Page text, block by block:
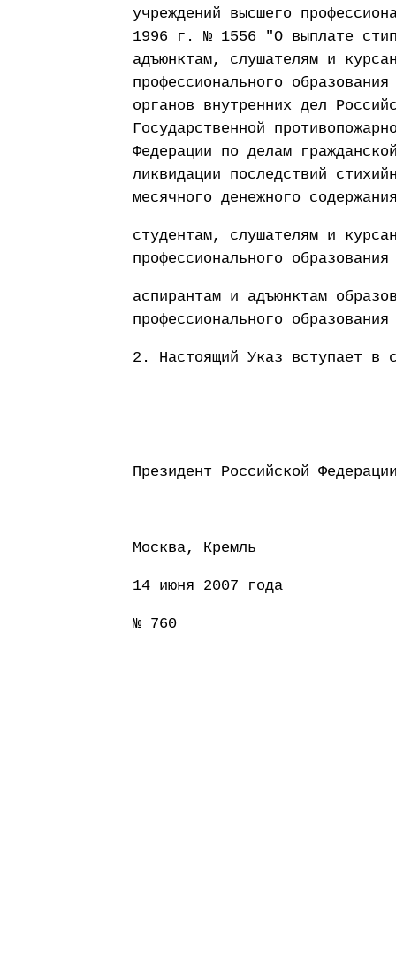
учреждений высшего
1996 г. № 1556 "О выплате
адъюнктам, слушателям и
профессионального
органов внутренних дел
Государственной
Федерации по делам
ликвидации последствий
месячного денежного
студентам, слушателям и
профессионального
аспирантам и адъюнктам
профессионального
2. Настоящий Указ вступает в
Президент
Москва, Кремль
14 июня 2007 года
№ 760